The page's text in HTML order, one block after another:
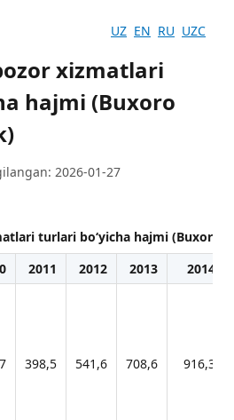
UZ EN RU UZC
xizmatlari
hajmi (Buxoro
2026-01-27
turlari boʻyicha hajmi (Buxoro
2011 2012 2013
2014
398,5 541,6 708,6 916,3